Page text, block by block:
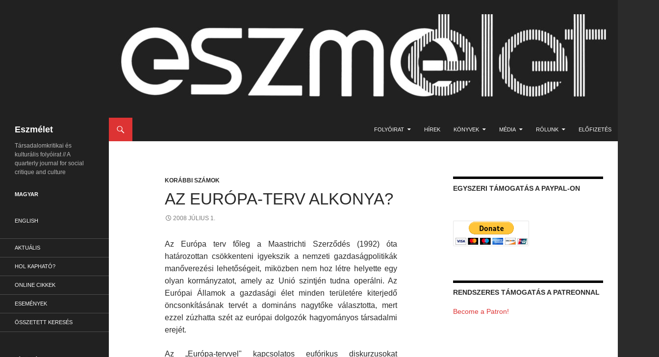
Eszmélet
FOLYÓIRAT
HÍREK KÖNYVEK MÉDIA RÓLUNK ELŐFIZETÉS
KORÁBBI SZÁMOK
AZ EURÓPA-TERV ALKONYA?
2008 JÚLIUS 1.
Az Európa terv főleg a Maastrichti Szerződés (1992) óta
határozottan csökkenteni igyekszik a nemzeti gazdaságpolitikák
manőverezési lehetőségeit, miközben nem hoz létre helyette egy
olyan kormányzatot, amely az Unió szintjén tudna operálni. Az
Európai Államok a gazdasági élet minden területére kiterjedő
öncsonkításának tervét a domináns nagytőke választotta, mert
ezzel zúzhatta szét az európai dolgozók hagyományos társadalmi
erejét.
Az „Európa-tervvel" kapcsolatos eufórikus diskurzusokat
EGYSZERI TÁMOGATÁS A PAYPAL-ON
RENDSZERES TÁMOGATÁS A PATREONNAL
Become a Patron!
Társadalomkritikai és
kulturális folyóirat // A
quarterly journal for social
critique and culture
MAGYAR
ENGLISH
AKTUÁLIS
HOL KAPHATÓ?
ONLINE CIKKEK
ESEMÉNYEK
ÖSSZETETT KERESÉS